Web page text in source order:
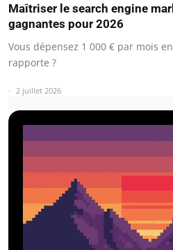
Maîtriser le search engine
gagnantes pour 2026
Vous dépensez 1 000 € par mois
rapporte ?
2 juillet 2026